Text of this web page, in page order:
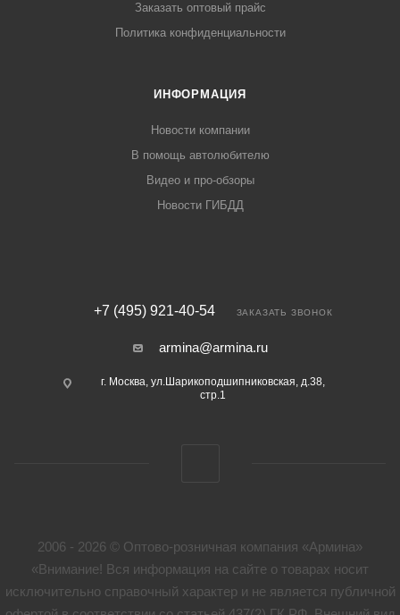
Заказать оптовый прайс
Политика конфиденциальности
ИНФОРМАЦИЯ
Новости компании
В помощь автолюбителю
Видео и про-обзоры
Новости ГИБДД
+7 (495) 921-40-54 ЗАКАЗАТЬ ЗВОНОК
armina@armina.ru
г. Москва, ул.Шарикоподшипниковская, д.38,
стр.1
2006 - 2026 © Оптово-розничная компания «Армина»
«Внимание! Вся информация на сайте о товарах носит
исключительно справочный характер и не является публичной